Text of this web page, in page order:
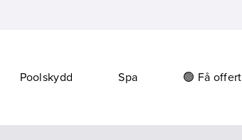
Poolskydd Spa 🟢 Få offert